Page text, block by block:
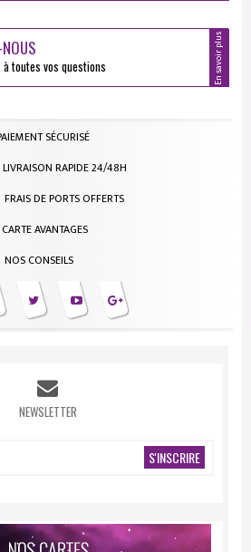
toutes vos questions En savoir plus
SÉCURISÉ
LIVRAISON RAPIDE 24/48H
FRAIS DE PORTS OFFERTS
CARTE AVANTAGES
NOS CONSEILS
NEWSLETTER
S'INSCRIRE